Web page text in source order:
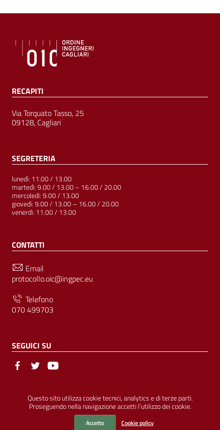
Questo sito utilizza cookie tecnici, analytics e di terze parti.
Proseguendo nella navigazione accetti l’utilizzo dei cookie.
Accetto Cookie policy
RECAPITI
Via Torquato Tasso, 25
09128, Cagliari
SEGRETERIA
lunedì: 11.00 / 13.00
martedì: 9.00 / 13.00 – 16.00 / 20.00
mercoledì: 9.00 / 13.00
giovedì: 9.00 / 13.00 – 16.00 / 20.00
venerdì: 11.00 / 13.00
CONTATTI
Email
protocollo.oic@ingpec.eu
Telefono
070 499703
SEGUICI SU
Sezione Link Utili
© Ordine degli Ingegneri della Provincia di Cagliari | P.IVA
00458800927 |Amministrazione Trasparente | Pubblicità Legale
Accessibilità